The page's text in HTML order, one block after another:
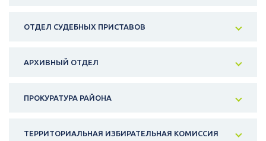
ОТДЕЛ СУДЕБНЫХ ПРИСТАВОВ
АРХИВНЫЙ ОТДЕЛ
ПРОКУРАТУРА РАЙОНА
ТЕРРИТОРИАЛЬНАЯ ИЗБИРАТЕЛЬНАЯ КОМИССИЯ